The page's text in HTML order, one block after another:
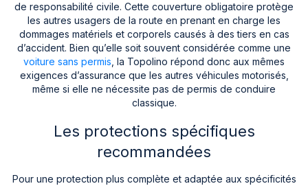
de responsabilité civile. Cette couverture obligatoire protège
les autres usagers de la route en prenant en charge les
dommages matériels et corporels causés à des tiers en cas
d’accident. Bien qu’elle soit souvent considérée comme une
voiture sans permis , la Topolino répond donc aux mêmes
exigences d’assurance que les autres véhicules motorisés,
même si elle ne nécessite pas de permis de conduire
classique.
Les protections spécifiques
recommandées
Pour une protection plus complète et adaptée aux spécificités